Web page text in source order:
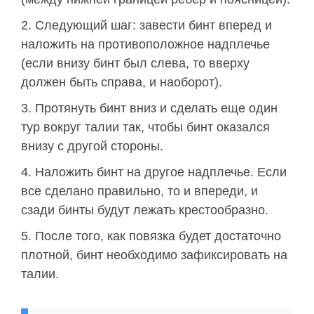
Следующий шаг: завести бинт вперед и
наложить на противоположное надплечье
(если внизу бинт был слева, то вверху
должен быть справа, и наоборот).
Протянуть бинт вниз и сделать еще один
тур вокруг талии так, чтобы бинт оказался
внизу с другой стороны.
Наложить бинт на другое надплечье. Если
все сделано правильно, то и впереди, и
сзади бинты будут лежать крестообразно.
После того, как повязка будет достаточно
плотной, бинт необходимо зафиксировать на
талии.